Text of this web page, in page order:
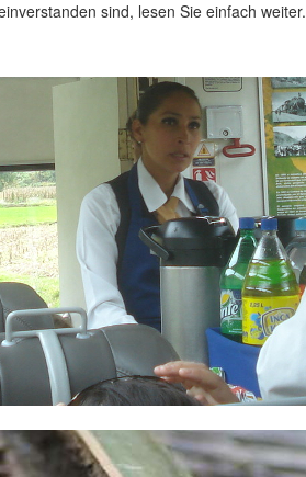
sind, lesen Sie einfach weiter.